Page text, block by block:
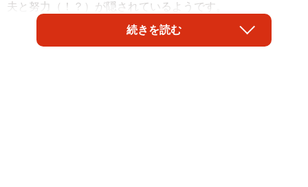
夫と努力（！？）が隠されているようです。
今、Xでは愛犬の撮影風景を捉えた写真が多くの人を楽しま
続きを読む